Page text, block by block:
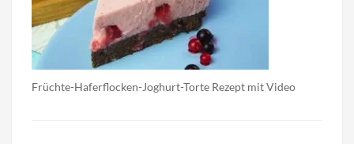
Früchte-Haferflocken-Joghurt-Torte Rezept mit Video